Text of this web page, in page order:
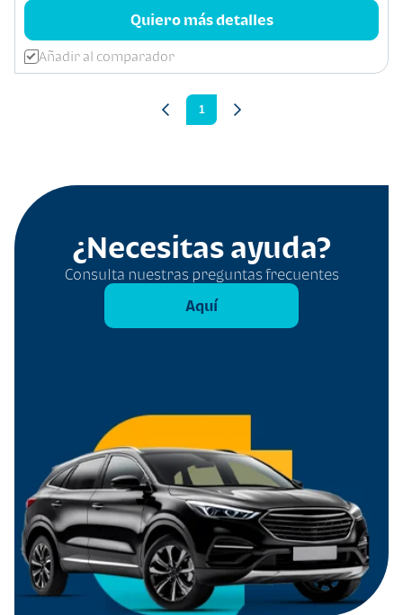
Quiero más detalles
Añadir al comparador
1
¿Necesitas ayuda?
Consulta nuestras preguntas frecuentes
Aquí